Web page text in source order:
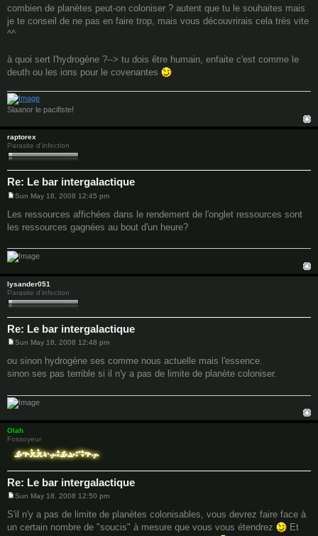
combien de planètes peut-on coloniser ? autent que tu le souhaites mais
je te conseil de ne pas en faire trop, mais vous découvrirais cela très vite
^^
à quoi sert l'hydrogène ?--> tu dois être humain, enfaite c'est comme le
deuth ou les ions pour le covenantes
Slaanor le pacifiste!
raptorex
Parasite d'infection
Re: Le bar intergalactique
s
t
Sun May 18, 2008 12:45 pm
Les ressources affichées dans le rendement de l'onglet ressources sont
les ressources gagnées au bout d'un heure?
lysander051
Parasite d'infection
Re: Le bar intergalactique
s
t
Sun May 18, 2008 12:48 pm
ou sinon hydrogène ses comme nous actuelle mais l'essence.
sinon ses pas terrible si il n'y a pas de limite de planète coloniser.
Olah
Fossoyeur
Re: Le bar intergalactique
o
s
t
Sun May 18, 2008 12:50 pm
S'il n'y a pas de limite de planètes colonisables, vous devrez faire face à
un certain nombre de "soucis" à mesure que vous vous étendrez
Et